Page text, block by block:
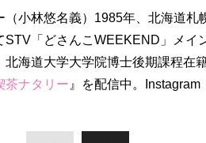
（小林悠名義）1985年、北海道札
STV「どさんこWEEKEND」メイ
北海道大学大学院博士後期課程在
茶ナタリー 』を配信中。Instagram